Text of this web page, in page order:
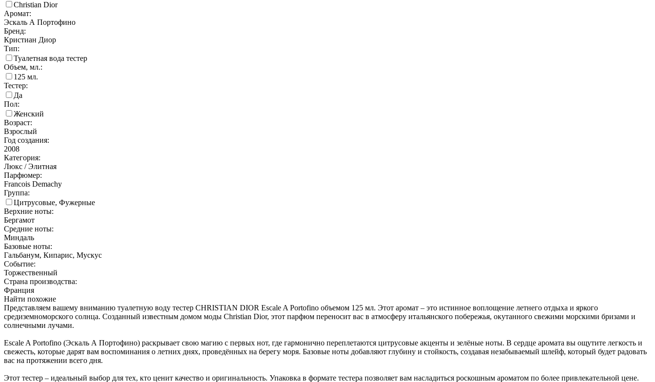
Christian Dior
Аромат:
Эскаль А Портофино
Бренд:
Кристиан Диор
Тип:
Туалетная вода тестер
Объем, мл.:
125 мл.
Тестер:
Да
Пол:
Женский
Возраст:
Взрослый
Год создания:
2008
Категория:
Люкс / Элитная
Парфюмер:
Francois Demachy
Группа:
Цитрусовые, Фужерные
Верхние ноты:
Бергамот
Средние ноты:
Миндаль
Базовые ноты:
Гальбанум, Кипарис, Мускус
Событие:
Торжественный
Страна производства:
Франция
Найти похожие
Представляем вашему вниманию туалетную воду тестер CHRISTIAN DIOR Escale A Portofino объемом 125 мл. Этот аромат – это истинное воплощение летнего отдыха и яркого
средиземноморского солнца. Созданный известным домом моды Christian Dior, этот парфюм переносит вас в атмосферу итальянского побережья, окутанного свежими морскими бризами и
солнечными лучами.
Escale A Portofino (Эскаль А Портофино) раскрывает свою магию с первых нот, где гармонично переплетаются цитрусовые акценты и зелёные ноты. В сердце аромата вы ощутите легкость и
свежесть, которые дарят вам воспоминания о летних днях, проведённых на берегу моря. Базовые ноты добавляют глубину и стойкость, создавая незабываемый шлейф, который будет радовать
вас на протяжении всего дня.
Этот тестер – идеальный выбор для тех, кто ценит качество и оригинальность. Упаковка в формате тестера позволяет вам насладиться роскошным ароматом по более привлекательной цене.